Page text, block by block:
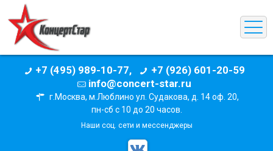
+7 (495) 989-10-77,
+7 (926) 601-20-59
info@concert-star.ru
г.Москва, м.Люблино ул. Судакова, д. 14 оф. 20,
пн-сб с 10 до 20 часов.
Наши соц. сети и мессенджеры